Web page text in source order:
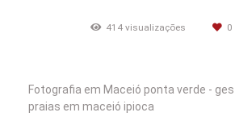
414 visualizações 0
Fotografia em Maceió ponta verde -
praias em maceió ipioca